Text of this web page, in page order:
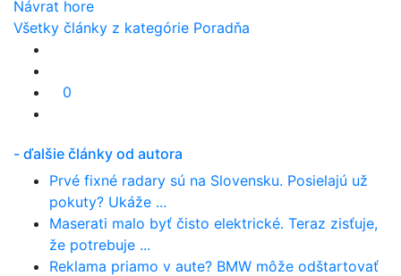
Návrat hore
Všetky články z kategórie Poradňa
0
- ďalšie články od autora
Prvé fixné radary sú na Slovensku. Posielajú už
pokuty? Ukáže ...
Maserati malo byť čisto elektrické. Teraz zisťuje,
že potrebuje ...
Reklama priamo v aute? BMW môže odštartovať